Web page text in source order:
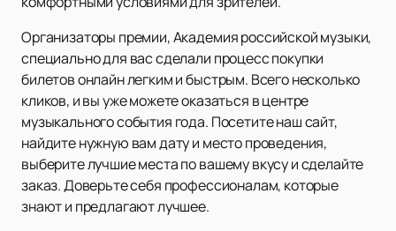
Организаторы премии, Академия российской музыки,
специально для вас сделали процесс покупки
билетов онлайн легким и быстрым. Всего несколько
кликов, и вы уже можете оказаться в центре
музыкального события года. Посетите наш сайт,
найдите нужную вам дату и место проведения,
выберите лучшие места по вашему вкусу и сделайте
заказ. Доверьте себя профессионалам, которые
знают и предлагают лучшее.